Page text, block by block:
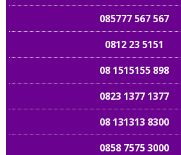
085777 567 567
0812 23 5151
08 1515155 898
0823 1377 1377
08 131313 8300
0858 7575 3000